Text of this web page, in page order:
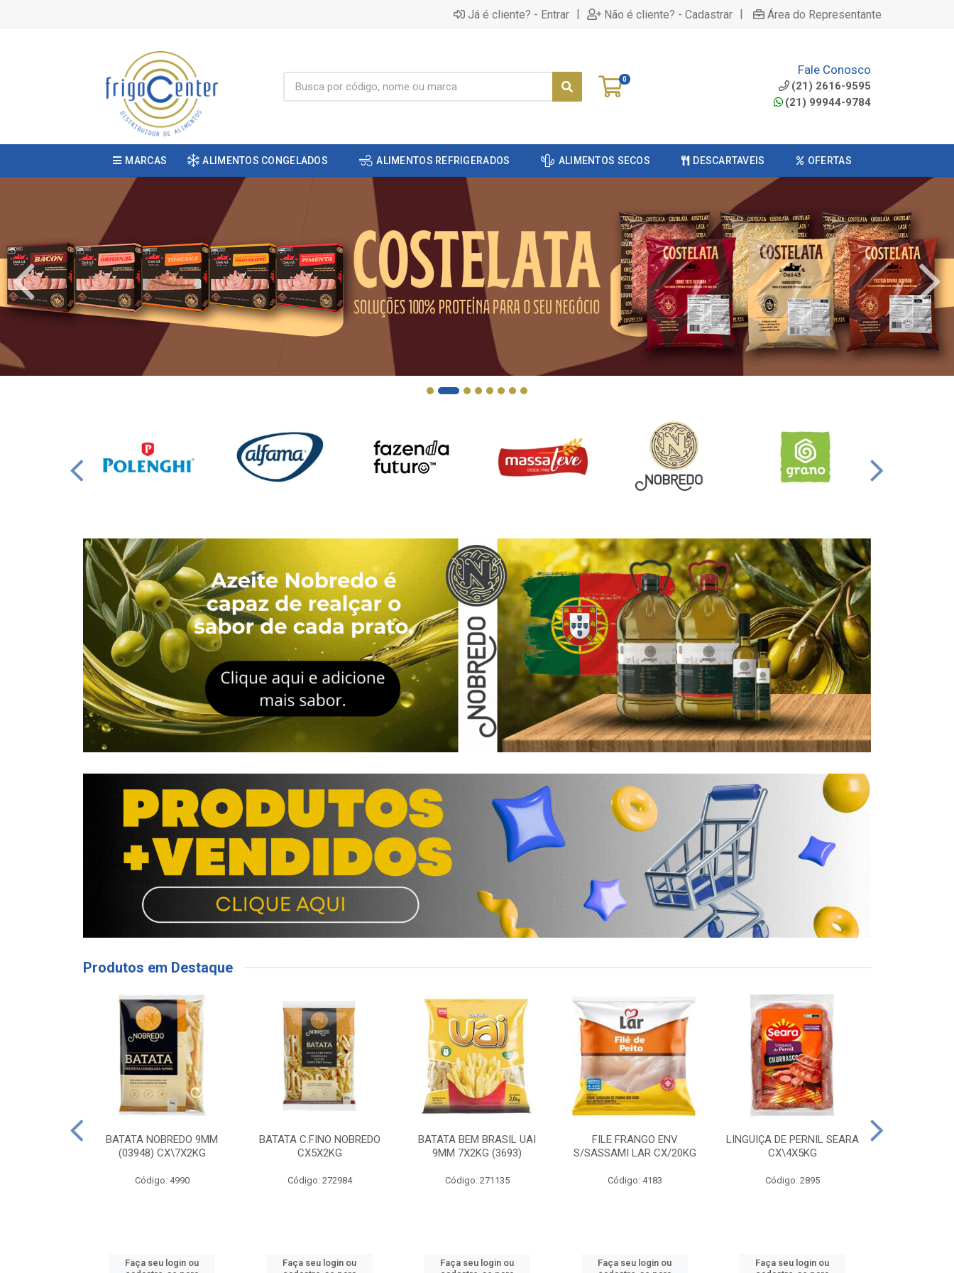
Já é cliente? - Entrar | Não é cliente? - Cadastrar | Área do Representante
0
Fale Conosco
(21) 2616-9595
(21) 99944-9784
MARCAS ALIMENTOS CONGELADOS ALIMENTOS REFRIGERADOS ALIMENTOS SECOS DESCARTAVEIS OFERTAS
Produtos em Destaque
BATATA NOBREDO 9MM
(03948) CX\7X2KG
Código: 4990
Faça seu login ou
BATATA C.FINO NOBREDO
CX5X2KG
Código: 272984
Faça seu login ou
BATATA BEM BRASIL UAI
9MM 7X2KG (3693)
Código: 271135
Faça seu login ou
FILE FRANGO ENV
S/SASSAMI LAR CX/20KG
Código: 4183
Faça seu login ou
LINGUIÇA DE PERNIL SEARA
CX\4X5KG
Código: 2895
Faça seu login ou